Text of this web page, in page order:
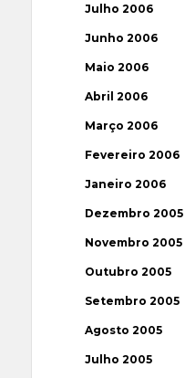
Julho 2006
Junho 2006
Maio 2006
Abril 2006
Março 2006
Fevereiro 2006
Janeiro 2006
Dezembro 2005
Novembro 2005
Outubro 2005
Setembro 2005
Agosto 2005
Julho 2005